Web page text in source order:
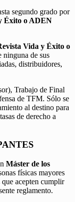
segundo grado por
Éxito o ADEN
Vida y Éxito o
ninguna de sus
distribuidores,
Trabajo de Final
de TFM. Sólo se
al destino para
de derecho a
Máster de los
físicas mayores
acepten cumplir
reglamento.